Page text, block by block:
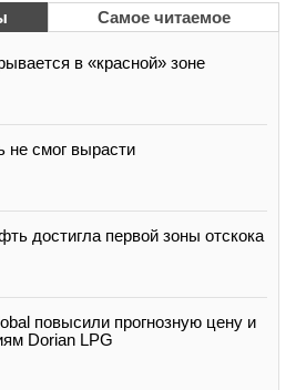
Самое читаемое
в «красной» зоне
не смог вырасти
достигла первой зоны отскока
повысили прогнозную цену и
Dorian LPG